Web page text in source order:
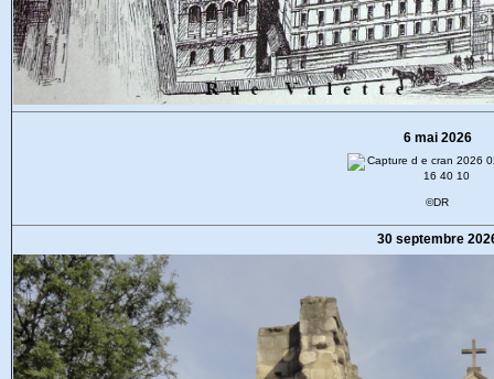
6 mai 2026
©DR
30 septembre